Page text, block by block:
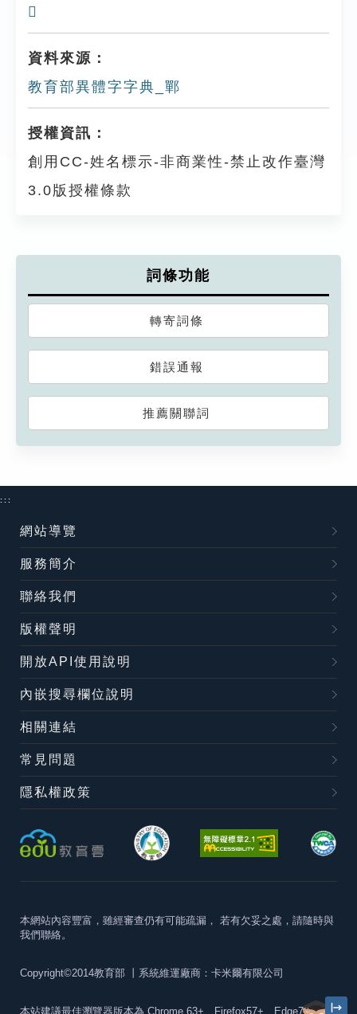
𨞏
資料來源：
教育部異體字字典_鄲
授權資訊：
創用CC-姓名標示-非商業性-禁止改作臺灣
3.0版授權條款
詞條功能
轉寄詞條
錯誤通報
推薦關聯詞
:::
網站導覽
服務簡介
聯絡我們
版權聲明
開放API使用說明
內嵌搜尋欄位說明
相關連結
常見問題
隱私權政策
本網站內容豐富，雖經審查仍有可能疏漏， 若有欠妥之處，請隨時與
我們聯絡。
Copyright©2014教育部 丨系統維運廠商：卡米爾有限公司
本站建議最佳瀏覽器版本為 Chrome 63+、Firefox57+、Edge79+及